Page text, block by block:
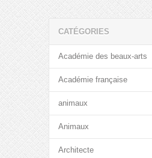
CATÉGORIES
Académie des beaux-arts
Académie française
animaux
Animaux
Architecte